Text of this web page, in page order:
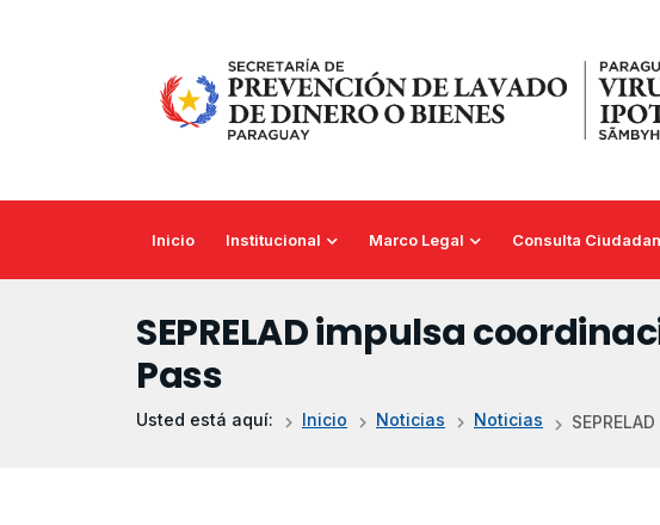
Inicio Institucional Marco Legal Consulta
SEPRELAD impulsa
Pass
Usted está aquí: Inicio Noticias Noticias